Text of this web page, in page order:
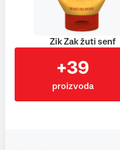
Zik Zak žuti senf
+39
proizvoda